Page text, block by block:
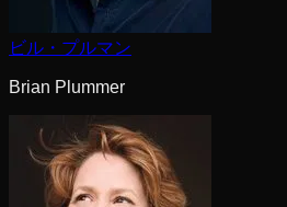
ビル・プルマン
Brian Plummer